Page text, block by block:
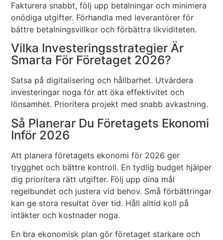
Fakturera snabbt, följ upp betalningar och minimera
onödiga utgifter. Förhandla med leverantörer för
bättre betalningsvillkor och förbättra likviditeten.
Vilka Investeringsstrategier Är
Smarta För Företaget 2026?
Satsa på digitalisering och hållbarhet. Utvärdera
investeringar noga för att öka effektivitet och
lönsamhet. Prioritera projekt med snabb avkastning.
Så Planerar Du Företagets Ekonomi
Inför 2026
Att planera företagets ekonomi för 2026 ger
trygghet och bättre kontroll. En tydlig budget hjälper
dig prioritera rätt utgifter. Följ upp dina mål
regelbundet och justera vid behov. Små förbättringar
kan ge stora resultat över tid. Håll alltid koll på
intäkter och kostnader noga.
En bra ekonomisk plan gör företaget starkare och